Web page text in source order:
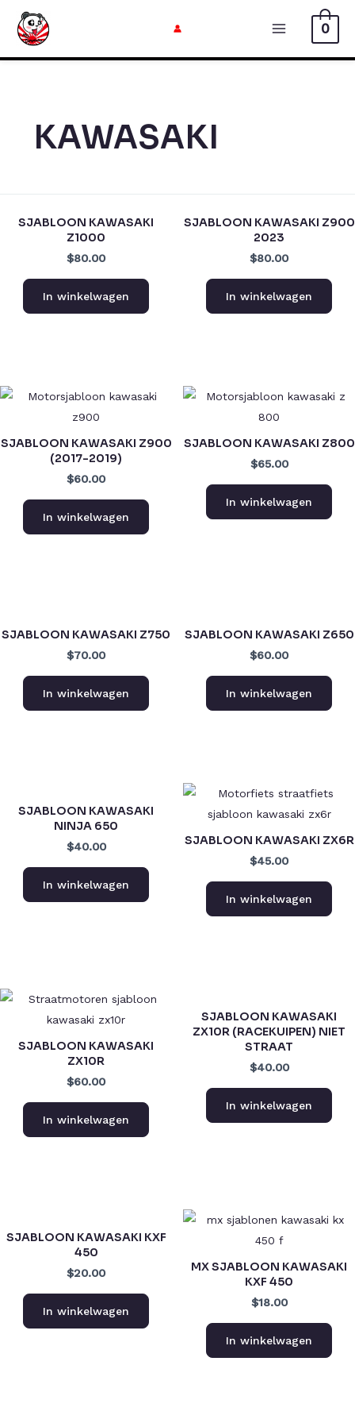
Doorgaan
naar
0
KAWASAKI
SJABLOON KAWASAKI
Z1000
$80.00
In winkelwagen
SJABLOON KAWASAKI Z900
2023
$80.00
In winkelwagen
SJABLOON KAWASAKI Z900
(2017-2019)
$60.00
In winkelwagen
SJABLOON KAWASAKI Z800
$65.00
In winkelwagen
SJABLOON KAWASAKI Z750
$70.00
In winkelwagen
SJABLOON KAWASAKI Z650
$60.00
In winkelwagen
SJABLOON KAWASAKI
NINJA 650
$40.00
In winkelwagen
SJABLOON KAWASAKI ZX6R
$45.00
In winkelwagen
SJABLOON KAWASAKI
ZX10R
$60.00
In winkelwagen
SJABLOON KAWASAKI
ZX10R (RACEKUIPEN) NIET
STRAAT
$40.00
In winkelwagen
SJABLOON KAWASAKI KXF
450
$20.00
In winkelwagen
MX SJABLOON KAWASAKI
KXF 450
$18.00
In winkelwagen